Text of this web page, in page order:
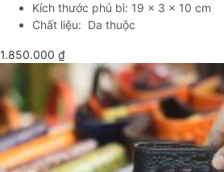
Kích thước phủ bì: 19 x 3 x 10 cm
Chất liệu: Da thuộc
1.850.000 ₫